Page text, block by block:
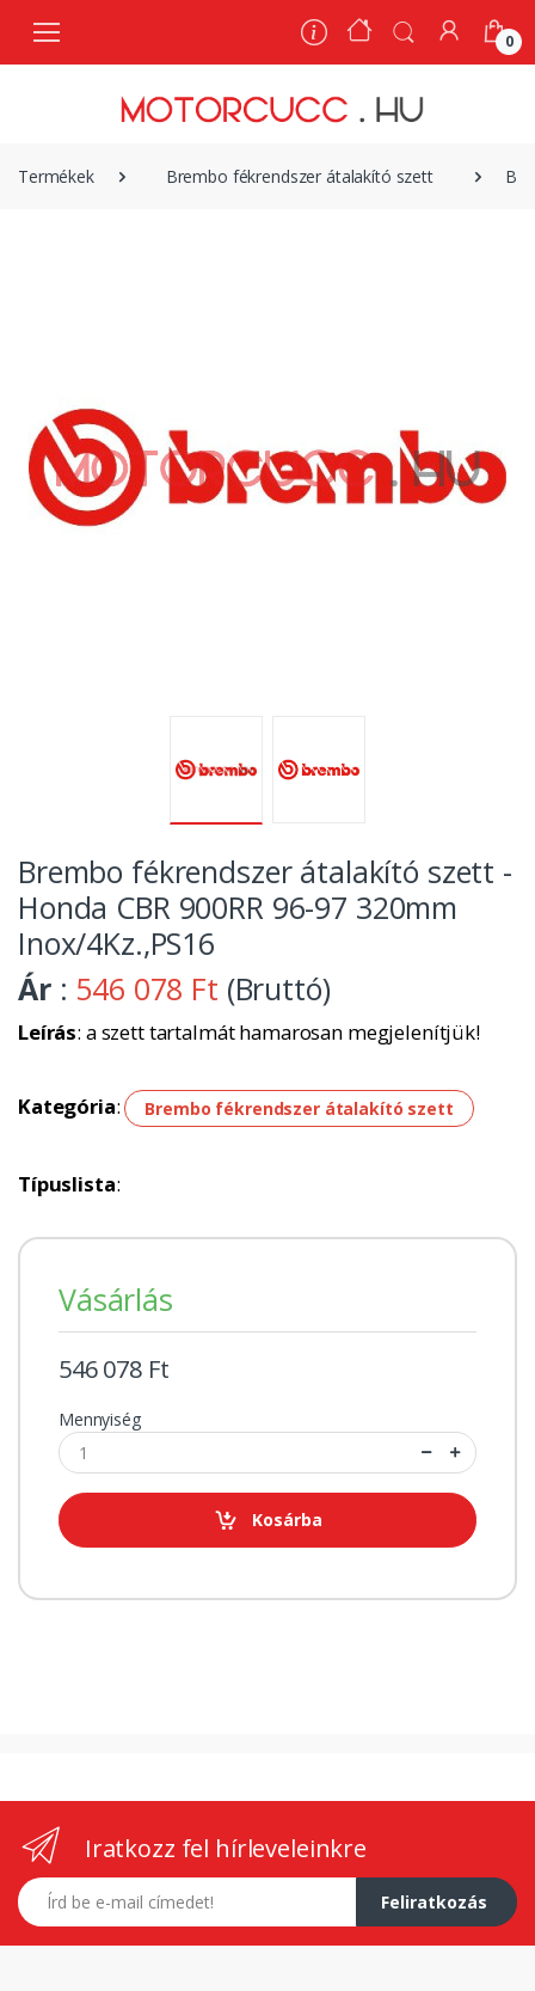
0
Termékek Brembo fékrendszer átalakító szett
Brembo fékrendszer átalakító szett -
Honda CBR 900RR 96-97 320mm
Inox/4Kz.,PS16
Ár : 546 078 Ft (Bruttó)
Leírás: a szett tartalmát hamarosan megjelenítjük!
Kategória: Brembo fékrendszer átalakító szett
Típuslista:
Vásárlás
546 078 Ft
Mennyiség
Kosárba
Iratkozz fel hírleveleinkre
E-mail címed
Feliratkozás
0